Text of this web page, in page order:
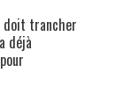
doit trancher
déjà